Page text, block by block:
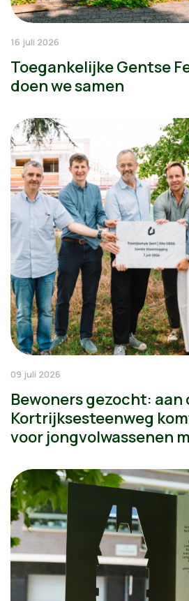
16 juli 2026
Toegankelijke Gentse
doen we samen
09 juli 2026
Bewoners gezocht: aan
Kortrijksesteenweg
voor jongvolwassenen